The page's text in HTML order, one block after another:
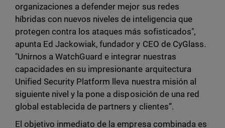
organizaciones a defender mejor sus redes
híbridas con nuevos niveles de inteligencia que
protegen contra los ataques más sofisticados",
apunta Ed Jackowiak, fundador y CEO de CyGlass.
"Unirnos a WatchGuard e integrar nuestras
capacidades en su impresionante arquitectura
Unified Security Platform lleva nuestra misión al
siguiente nivel y la pone a disposición de una red
global establecida de partners y clientes”.
El objetivo inmediato de la empresa combinada es